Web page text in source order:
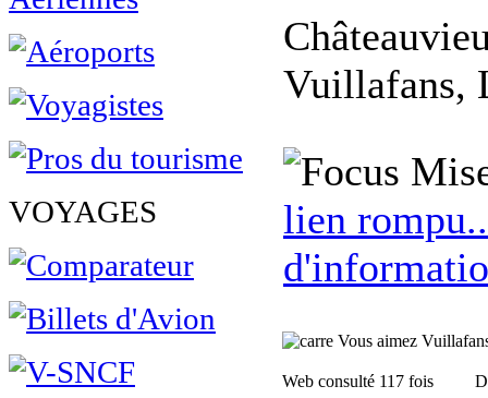
VOYAGES
Vuillafans,
lien
Vous aimez
Web consulté 117 fois